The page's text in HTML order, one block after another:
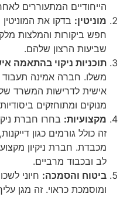
הייחודיים המתעוררים
מוניטין: בדקו את
חפש ביקורות והמלצות
שביעות הרצון שלהם.
תוכניות ניקוי בהתאמה
משלו. חברה אמינה תעבוד
אישית לדרישות המשרד
מנוקים ומתוחזקים
מקצועיות: בחרו חברת
זה כולל גורמים כגון
מכבדת. חברת ניקיון
לב ובכבוד מרביים.
ביטוח והסמכה: חיוני
ומוסמכת כראוי. זה מגן